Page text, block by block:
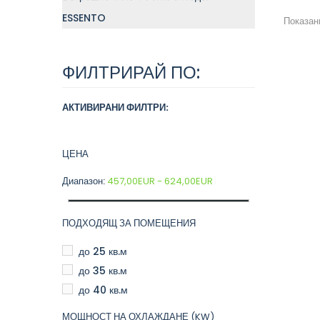
ESSENTO
ФИЛТРИРАЙ ПО:
АКТИВИРАНИ ФИЛТРИ:
ЦЕНА
Диапазон: 457,00EUR - 624,00EUR
ПОДХОДЯЩ ЗА ПОМЕЩЕНИЯ
до 25 кв.м
до 35 кв.м
до 40 кв.м
МОЩНОСТ НА ОХЛАЖДАНЕ (KW)